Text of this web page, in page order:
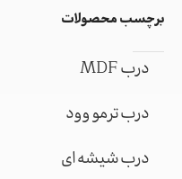
برچسب محصولات
درب MDF
درب ترمو وود
درب شیشه ای